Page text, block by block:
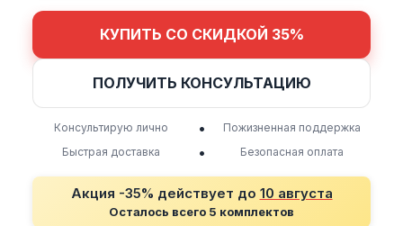
КУПИТЬ СО СКИДКОЙ 35%
ПОЛУЧИТЬ КОНСУЛЬТАЦИЮ
Консультирую лично •
Пожизненная поддержка
Быстрая доставка
• Безопасная оплата
Акция -35% действует до 10 августа
Осталось всего 5 комплектов